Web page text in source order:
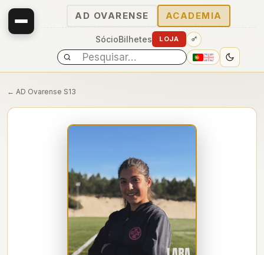
AD OVARENSE ACADEMIA
SócioBilhetes LOJA
← AD Ovarense S13